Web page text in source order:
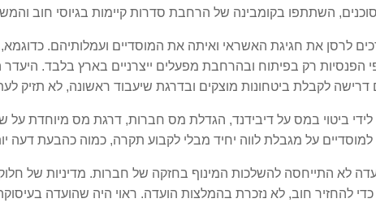
לרסן את חגיגת האשראי ואיתה את המוסדיים ועמלותיהם. כדוגמא,
הפנסיות רק בפיתוח ובהרחבת מפעלים ייצרניים בארץ בלבד.
ביטוי במס על דיבידנד, הגדלת מס חברות, דרגת מס מיוחדת על
לא התייחסה להשלכות המינוף בחזקה של חברות. מדיניות של
להחזיר חוב, לא נזכרת בהמלצות הועדה. ראוי היה שהועדה